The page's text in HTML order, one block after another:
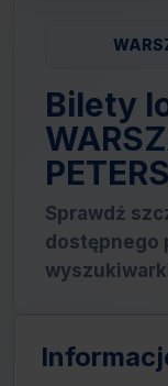
Bilety
Sprawdź
dostępnego